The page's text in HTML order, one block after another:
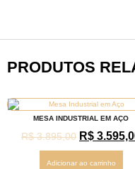
PRODUTOS
MESA INDUSTRIAL EM AÇO
R$3.895,00 R$
Adicionar ao carrinho